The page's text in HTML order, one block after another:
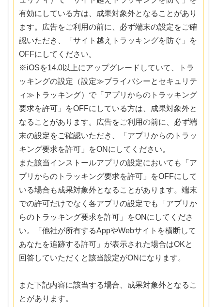
有効にしている方は、成果対象外となることがあり
ます。広告をご利用の前に、必ず端末の設定をご確
認いただき、「サイト越えトラッキングを防ぐ」を
OFFにしてください。
※iOSを14.0以上にアップグレードしていて、トラ
ッキングの設定（設定≫プライバシーとセキュリテ
ィ≫トラッキング）で「アプリからのトラッキング
要求を許可」をOFFにしている方は、成果対象外と
なることがあります。広告をご利用の前に、必ず端
末の設定をご確認いただき、「アプリからのトラッ
キング要求を許可」をONにしてください。
また該当インストールアプリの設定においても「ア
プリからのトラッキング要求を許可」をOFFにして
いる場合も成果対象外となることがあります。端末
での許可だけでなく各アプリの設定でも「アプリか
らのトラッキング要求を許可」をONにしてくださ
い。「他社が所有するAppやWebサイトを横断して
あなたを追跡する許可」が表示された場合はOKと
回答していただくと該当設定がONになります。
また下記内容に該当する場合、成果対象外となるこ
とがあります。